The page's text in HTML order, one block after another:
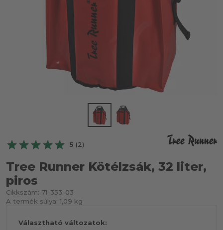
5 (2)
Tree Runner Kötélzsák, 32 liter,
piros
Cikkszám: 71-353-03
A termék súlya: 1,09 kg
Választható változatok: